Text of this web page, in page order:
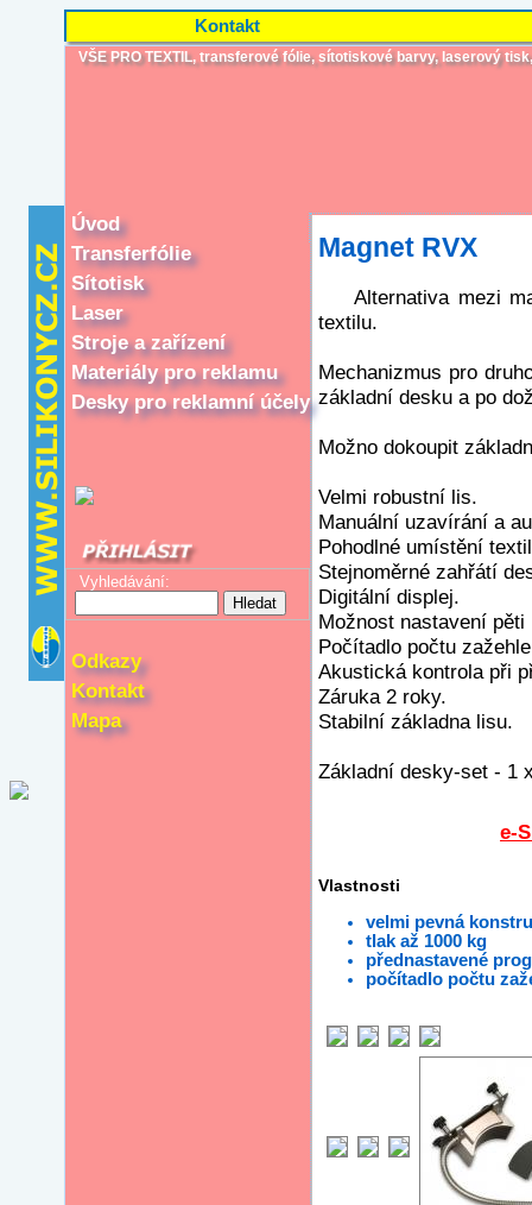
Kontakt
VŠE PRO TEXTIL, transferové fólie, sítotiskové barvy, laserový
Úvod
Transferfólie
Sítotisk
Laser
Stroje a zařízení
Materiály pro reklamu
Desky pro reklamní účely
Vyhledávání:
Odkazy
Kontakt
Mapa
Magnet RVX
Alternativa mezi
textilu.
Mechanizmus pro
základní desku a po
Možno dokoupit
Velmi robustní lis.
Manuální uzavírání a
Pohodlné umístění
Stejnoměrné zahřátí
Digitální displej.
Možnost nastavení pěti
Počítadlo počtu
Akustická kontrola při
Záruka 2 roky.
Stabilní základna lisu.
Základní desky-set - 1
e-
Vlastnosti
velmi pevná
tlak až 1000 kg
přednastavené
počítadlo počtu